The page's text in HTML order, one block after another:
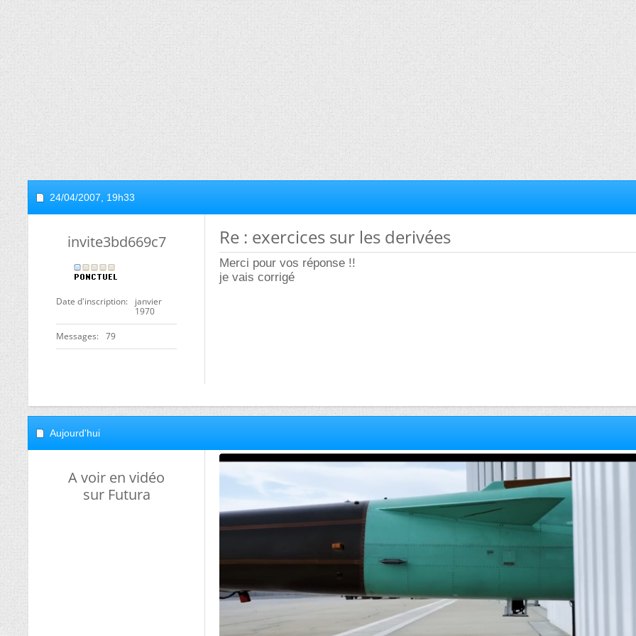
24/04/2007, 19h33
invite3bd669c7
Date d'inscription
janvier
1970
Messages 79
Re : exercices sur les derivées
Merci pour vos réponse !!
je vais corrigé
Aujourd'hui
A voir en vidéo
sur Futura